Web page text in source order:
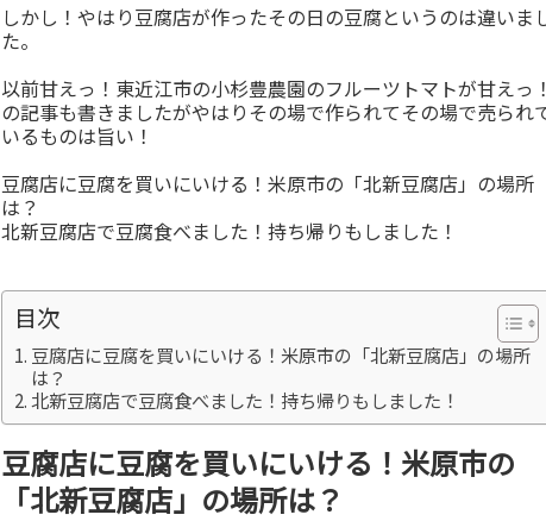
しかし！やはり豆腐店が作ったその日の豆腐というのは違いま
た。
以前甘えっ！東近江市の小杉豊農園のフルーツトマトが甘えっ
の記事も書きましたがやはりその場で作られてその場で売られ
いるものは旨い！
豆腐店に豆腐を買いにいける！米原市の「北新豆腐店」の場所
は？
北新豆腐店で豆腐食べました！持ち帰りもしました！
目次
豆腐店に豆腐を買いにいける！米原市の「北新豆腐店」の場所
は？
北新豆腐店で豆腐食べました！持ち帰りもしました！
豆腐店に豆腐を買いにいける！米原市の
「北新豆腐店」の場所は？